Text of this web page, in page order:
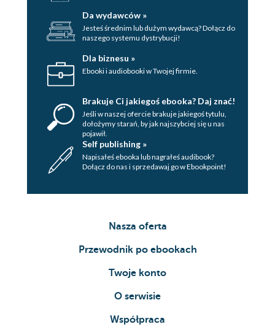
Da wydawców »
Jesteś średnim lub dużym wydawcą? Dołącz do
naszego systemu dystrybucji!
Dla biznesu »
Ebooki i audiobooki w Twojej firmie.
Brakuje Ci jakiegoś ebooka? Daj znać!
Jeśli w naszej ofercie brakuje jakiegoś tytulu,
dołożymy starań, by jak najszybciej się u nas
pojawił.
Self publishing »
Napisałeś ebooka lub nagrałeś audibook?
Dołącz do nas i sprzedawaj go w Ebookpoint!
Nasza oferta
Przewodnik po ebookach
Twoje konto
O serwisie
Współpraca